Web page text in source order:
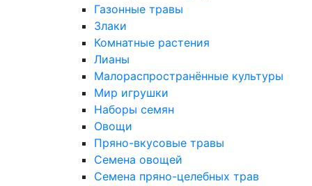
Газонные травы
Злаки
Комнатные растения
Лианы
Малораспространённые культуры
Мир игрушки
Наборы семян
Овощи
Пряно-вкусовые травы
Семена овощей
Семена пряно-целебных трав